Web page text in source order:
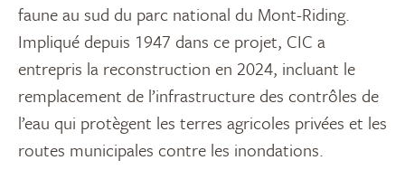
faune au sud du parc national du Mont-Riding.
Impliqué depuis 1947 dans ce projet, CIC a
entrepris la reconstruction en 2024, incluant le
remplacement de l’infrastructure des contrôles de
l’eau qui protègent les terres agricoles privées et les
routes municipales contre les inondations.